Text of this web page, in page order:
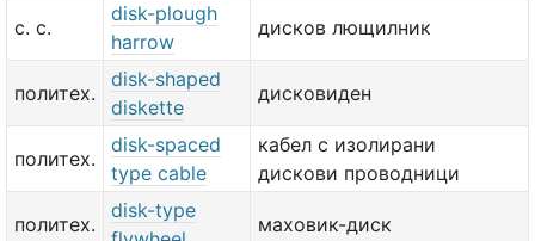
с. с.
disk-plough
harrow
дисков лющилник
политех.
disk-shaped
diskette
дисковиден
политех.
disk-spaced
type cable
кабел с изолирани
дискови проводници
политех.
disk-type
маховик-диск